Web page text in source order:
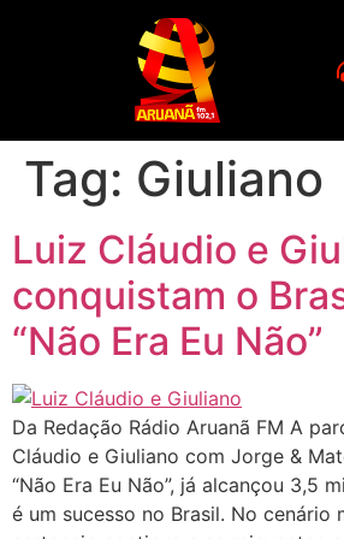
Tag: Giuliano
Luiz Cláudio e
conquistam o
“Não Era Eu Não”
Da Redação Rádio Aruanã FM A
Cláudio e Giuliano com Jorge &
“Não Era Eu Não”, já alcançou 3,5
é um sucesso no Brasil. No cenário